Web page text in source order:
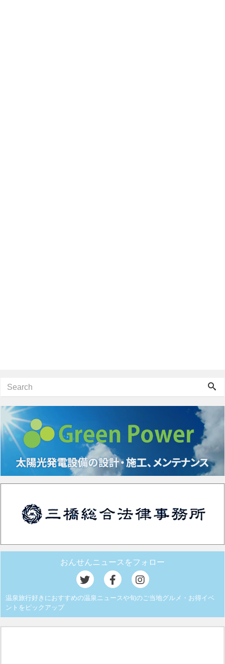
おんせんニュースをフォロー
温泉旅行好きにおすすめの温泉ニュースや旬のご当地グルメ・お得イベ
ントをピックアップ